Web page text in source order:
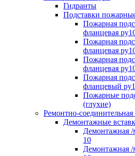
Гидранты
Подставки
Пожарная
фланцевая
Пожарная
фланцевая
Пожарная
фланцевая
Пожарная
фланцевый
Пожарные
(глухие)
Ремонтно-соединительная
Демонтажные
Демонтажная /
10
Демонтажная /